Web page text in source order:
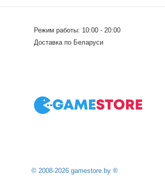
Режим работы: 10:00 - 20:00
Доставка по Беларуси
© 2008-2026 gamestore.by ®